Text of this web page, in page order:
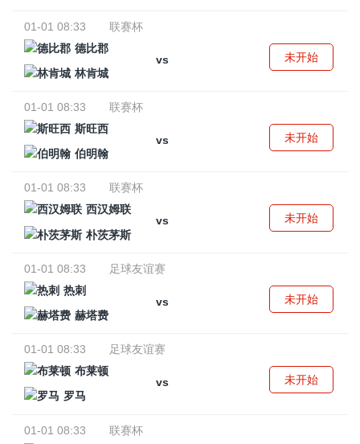
01-01 08:33
联赛杯
德比郡
vs
林肯城
未开始
01-01 08:33
联赛杯
斯旺西
vs
伯明翰
未开始
01-01 08:33
联赛杯
西汉姆联
vs
朴茨茅斯
未开始
01-01 08:33
足球友谊赛
热刺
vs
赫塔费
未开始
01-01 08:33
足球友谊赛
布莱顿
vs
罗马
未开始
01-01 08:33
联赛杯